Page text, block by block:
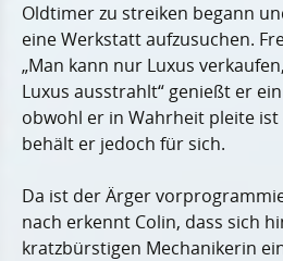
Oldtimer zu streiken begann
eine Werkstatt aufzusuchen.
„Man kann nur Luxus
Luxus ausstrahlt“ genießt er
obwohl er in Wahrheit pleite ist
behält er jedoch für sich.
Da ist der Ärger
nach erkennt Colin, dass sich
kratzbürstigen Mechanikerin